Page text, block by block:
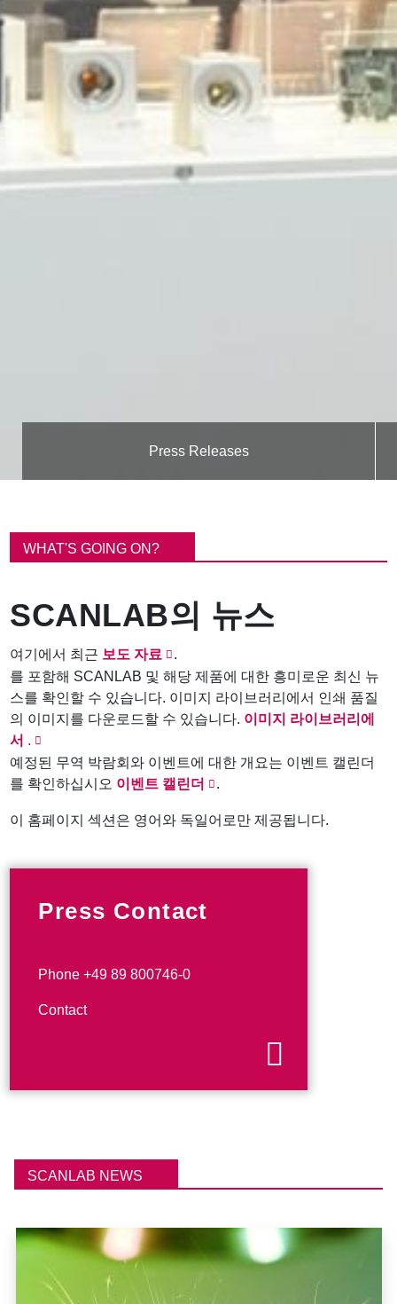
Press Releases
동
경WHAT'S GOING ON?
SCANLAB의 뉴스
여기에서 최근 보도 자료
.
를 포함해 SCANLAB 및 해당 제품에 대한 흥미로운 최신 뉴
스를 확인할 수 있습니다. 이미지 라이브러리에서 인쇄 품질
의 이미지를 다운로드할 수 있습니다. 이미지 라이브러리에
서 .
예정된 무역 박람회와 이벤트에 대한 개요는 이벤트 캘린더
를 확인하십시오 이벤트 캘린더 .
이 홈페이지 섹션은 영어와 독일어로만 제공됩니다.
Press Contact
Phone +49 89 800746-0
Contact
SCANLAB NEWS